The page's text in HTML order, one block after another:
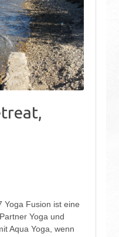
Yoga Fusion ist eine
Yoga und
Aqua Yoga, wenn